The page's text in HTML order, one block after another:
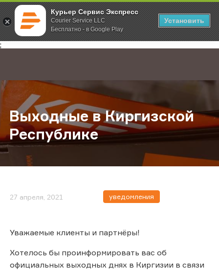
Курьер Сервис Экспресс
Courier Service LLC
Бесплатно - в Google Play
Установить
;
Главная О компании Новости Выходные в Киргизской
Выходные в Киргизской
Республике
27 апреля, 2021 уведомления
Уважаемые клиенты и партнёры!
Хотелось бы проинформировать вас об
официальных выходных днях в Киргизии в связи